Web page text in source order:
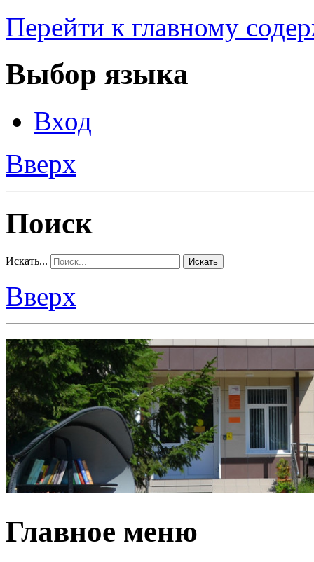
Перейти к главному
Выбор языка
Вход
Вверх
Поиск
Искать... Искать
Вверх
Главное меню